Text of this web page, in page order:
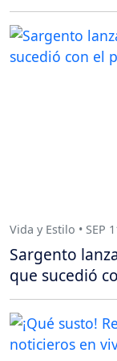
Vida y Estilo • SEP
Sargento
que sucedió